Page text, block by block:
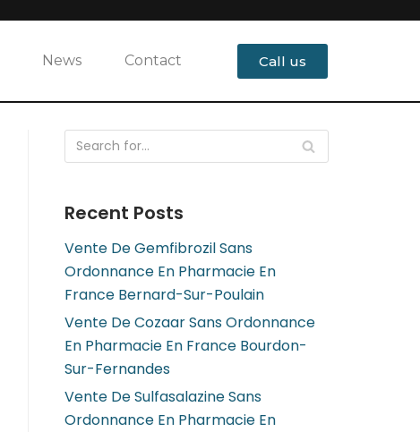
News Contact Call us
Recent Posts
Vente De Gemfibrozil Sans
Ordonnance En Pharmacie En
France Bernard-Sur-Poulain
Vente De Cozaar Sans Ordonnance
En Pharmacie En France Bourdon-
Sur-Fernandes
Vente De Sulfasalazine Sans
Ordonnance En Pharmacie En